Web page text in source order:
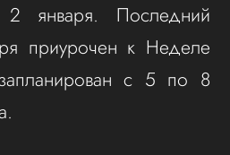
января. Последний
приурочен к Неделе
с 5 по 8